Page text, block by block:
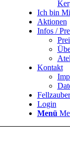
Ich bin
Aktionen
Infos /
Kontakt
Login
Menü